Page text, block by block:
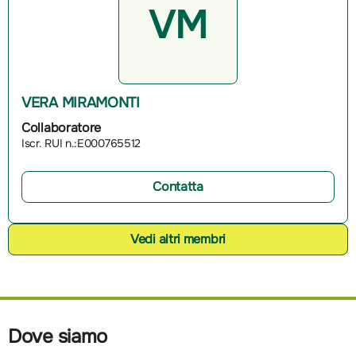
VM
VERA MIRAMONTI
Collaboratore
Iscr. RUI n.:E000765512
Contatta
Vedi altri membri
Dove siamo